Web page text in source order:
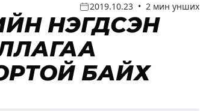
2019.10.23 • 2 мин унших
НЭГДСЭН
БАЙХ